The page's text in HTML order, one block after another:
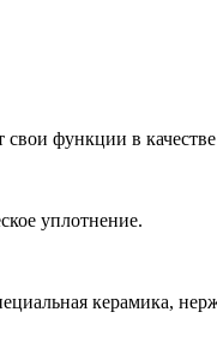
функции в
уплотнение.
керамика,